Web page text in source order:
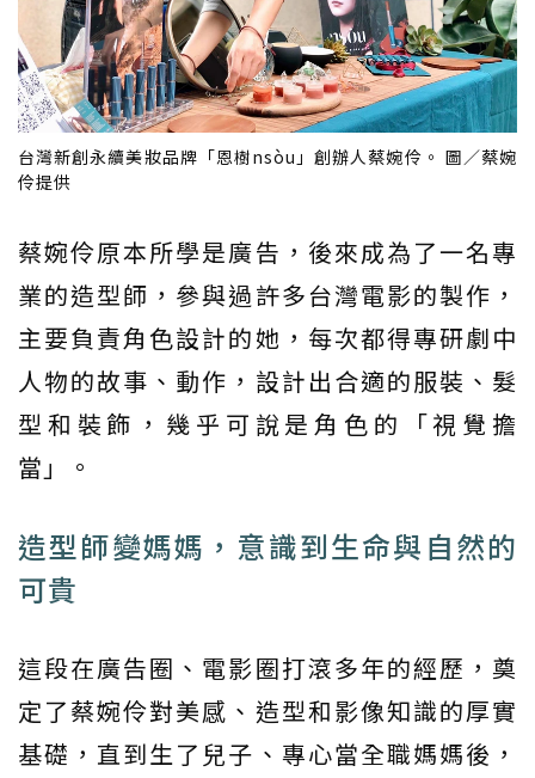
台灣新創永續美妝品牌「恩樹nsòu」創辦人蔡婉伶。 圖／蔡婉
伶提供
蔡婉伶原本所學是廣告，後來成為了一名專
業的造型師，參與過許多台灣電影的製作，
主要負責角色設計的她，每次都得專研劇中
人物的故事、動作，設計出合適的服裝、髮
型和裝飾，幾乎可說是角色的「視覺擔
當」。
造型師變媽媽，意識到生命與自然的
可貴
這段在廣告圈、電影圈打滾多年的經歷，奠
定了蔡婉伶對美感、造型和影像知識的厚實
基礎，直到生了兒子、專心當全職媽媽後，